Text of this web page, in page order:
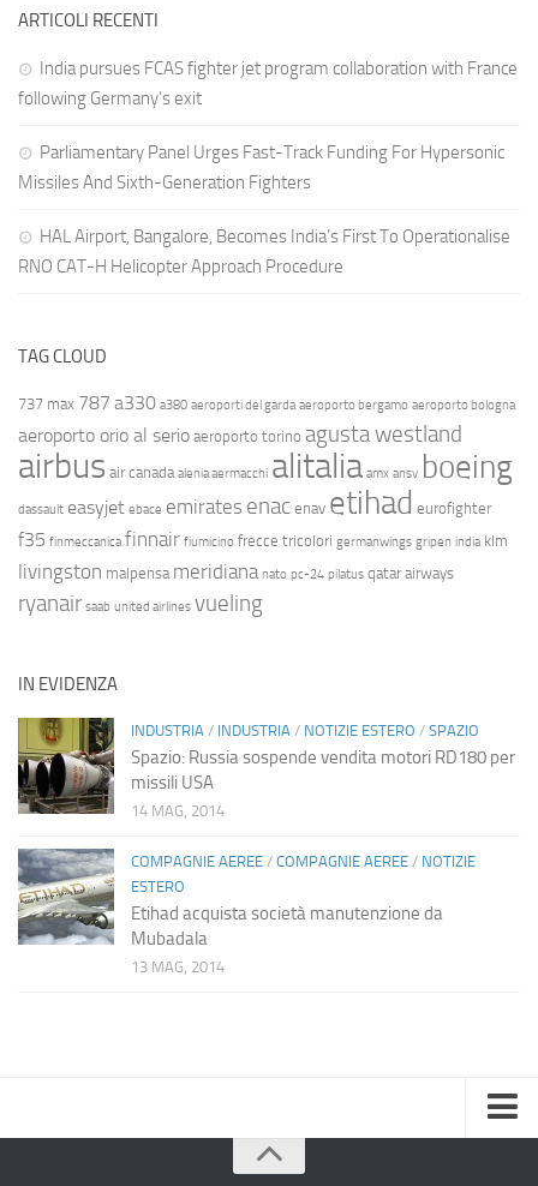
ARTICOLI RECENTI
India pursues FCAS fighter jet program collaboration with France
following Germany’s exit
Parliamentary Panel Urges Fast-Track Funding For Hypersonic
Missiles And Sixth-Generation Fighters
HAL Airport, Bangalore, Becomes India’s First To Operationalise
RNO CAT-H Helicopter Approach Procedure
TAG CLOUD
737 max 787 a330 a380 aeroporti del garda aeroporto bergamo aeroporto bologna
aeroporto orio al serio aeroporto torino agusta westland
airbus air canada alenia aermacchi alitalia amx ansv boeing
dassault easyjet ebace emirates enac enav etihad eurofighter
f35 finmeccanica finnair fiumicino frecce tricolori germanwings gripen india klm
livingston malpensa meridiana nato pc-24 pilatus qatar airways
ryanair saab united airlines vueling
IN EVIDENZA
INDUSTRIA / INDUSTRIA / NOTIZIE ESTERO / SPAZIO
Spazio: Russia sospende vendita motori RD180 per
missili USA
14 MAG, 2014
COMPAGNIE AEREE / COMPAGNIE AEREE / NOTIZIE
ESTERO
Etihad acquista società manutenzione da
Mubadala
13 MAG, 2014